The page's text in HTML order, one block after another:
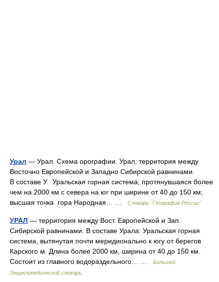
Урал — Урал. Схема орографии. Урал, территория между
Восточно Европейской и Западно Сибирской равнинами.
В составе У. Уральская горная система, протянувшаяся более
чем на 2000 км с севера на юг при ширине от 40 до 150 км;
высшая точка гора Народная… …
Словарь "География России"
УРАЛ — территория между Вост. Европейской и Зап.
Сибирской равнинами. В составе Урала: Уральская горная
система, вытянутая почти меридионально к югу от берегов
Карского м. Длина более 2000 км, ширина от 40 до 150 км.
Состоит из главного водораздельного… …
Большой
Энциклопедический словарь